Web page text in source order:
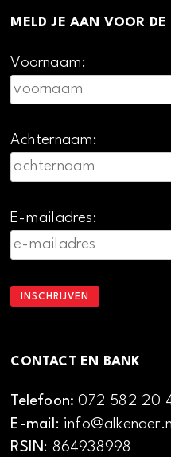
MELD JE AAN VOOR DE
Voornaam:
Achternaam:
E-mailadres:
CONTACT EN BANK
Telefoon:072 582 20
E-mail:
RSIN: 864938998